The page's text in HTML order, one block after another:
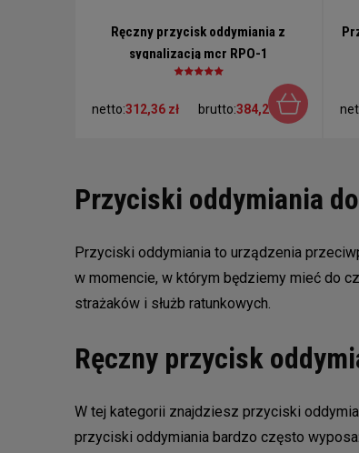
Ręczny przycisk oddymiania z
sygnalizacją mcr RPO-1
netto:312,36 zł brutto:384,20 zł
Przyciski oddymiania
Przyciski oddymiania to urządzenia
w momencie, w którym będziemy mieć do
strażaków i służb ratunkowych.
Ręczny przycisk
W tej kategorii znajdziesz przyciski
przyciski oddymiania bardzo często